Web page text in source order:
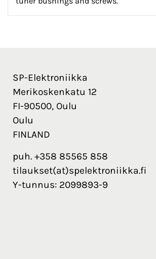
SP-Elektroniikka
Merikoskenkatu 12
FI-90500, Oulu
Oulu
FINLAND
puh. +358 85565 858
tilaukset(at)spelektroniikka.fi
Y-tunnus: 2099893-9